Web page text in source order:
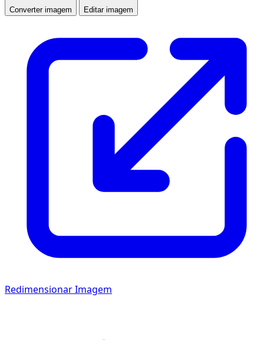
Converter imagem Editar imagem
Redimensionar Imagem